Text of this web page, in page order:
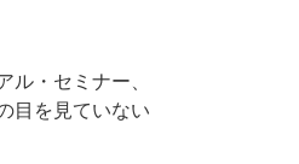
・セミナー、
目を見ていない